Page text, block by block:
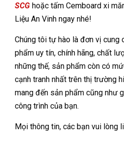
SCG hoặc tấm Cemboard xi
Liệu An Vinh ngay nhé!
Chúng tôi tự hào là đơn vị cung
phẩm uy tín, chính hãng, chất
những thế, sản phẩm còn có
cạnh tranh nhất trên thị trường
mang đến sản phẩm cũng như
công trình của bạn.
Mọi thông tin, các bạn vui lòng